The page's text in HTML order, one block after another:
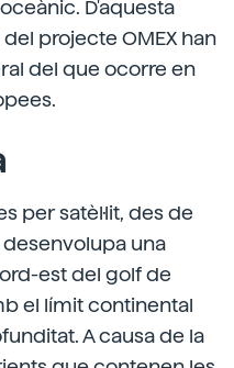
D'aquesta
projecte OMEX han
del que ocorre en
per satèl·lit, des de
una
est del golf de
el límit continental
A causa de la